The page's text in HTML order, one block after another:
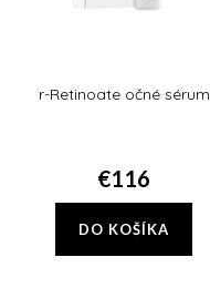
r-Retinoate očné sérum
€116
DO KOŠÍKA